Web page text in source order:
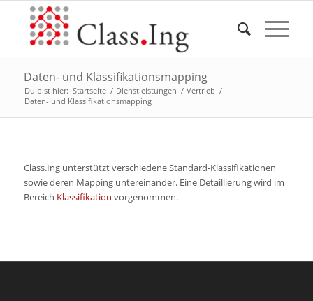
Daten- und Klassifikationsmapping
Du bist hier: Startseite / Dienstleistungen / Vertrieb /
Daten- und Klassifikationsmapping
Class.Ing unterstützt verschiedene Standard-Klassifikationen
sowie deren Mapping untereinander. Eine Detaillierung wird im
Bereich Klassifikation vorgenommen.